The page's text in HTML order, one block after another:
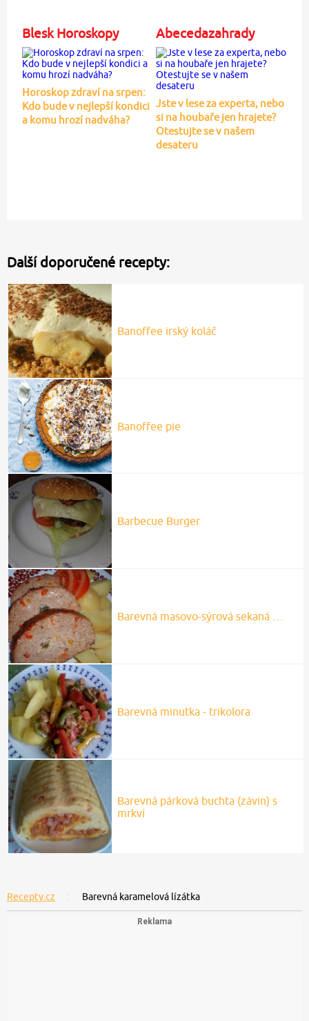
Blesk Horoskopy
Horoskop zdraví na srpen:
Kdo bude v nejlepší kondici
a komu hrozí nadváha?
Abecedazahrady
Jste v lese za experta, nebo
si na houbaře jen hrajete?
Otestujte se v našem
desateru
Další doporučené recepty:
Banoffee irský koláč
Banoffee pie
Barbecue Burger
Barevná masovo-sýrová sekaná …
Barevná minutka - trikolora
Barevná párková buchta (závin) s
mrkví
Recepty.cz Barevná karamelová lízátka